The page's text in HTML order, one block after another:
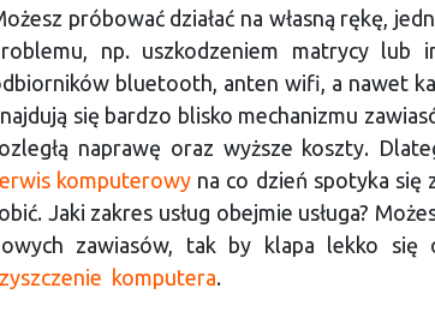
próbować działać na własną rękę,
np. uszkodzeniem matrycy lub
bluetooth, anten wifi, a nawet
się bardzo blisko mechanizmu
naprawę oraz wyższe koszty.
komputerowy na co dzień spotyka się
Jaki zakres usług obejmie usługa?
zawiasów, tak by klapa lekko się
komputera.